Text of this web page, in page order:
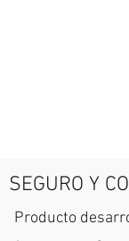
SEGURO Y
Producto